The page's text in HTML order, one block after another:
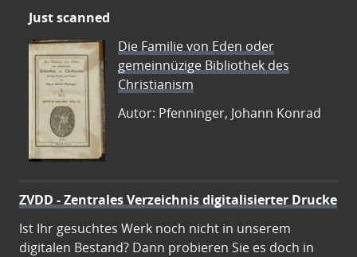
Just scanned
Die Familie von Eden oder
gemeinnüzige Bibliothek des
Christianism
Autor: Pfenninger, Johann Konrad
ZVDD - Zentrales Verzeichnis digitalisierter Drucke
Ist Ihr gesuchtes Werk noch nicht in unserem
digitalen Bestand? Dann probieren Sie es doch in